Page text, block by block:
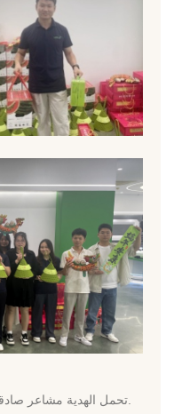
تحمل الهدية مشاعر صادقة؛ وتعبر اللفتة عن الاهتمام والدفء.